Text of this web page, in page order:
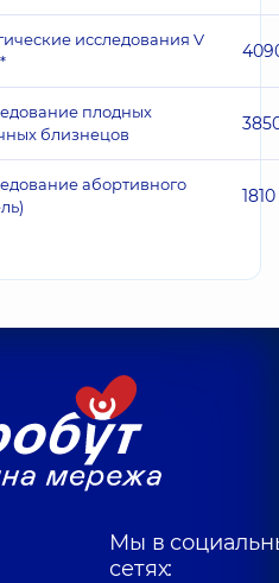
исследования V
плодных
близнецов
абортивного
1810
Мы в
сетях: